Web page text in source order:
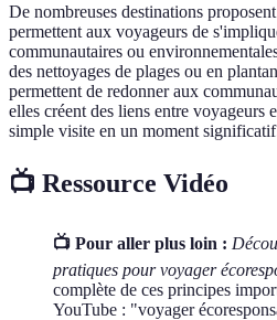
De nombreuses destinations
permettent aux voyageurs de
communautaires ou
des nettoyages de plages ou en
permettent de redonner aux
elles créent des liens entre voyageurs
simple visite en un moment
📺 Ressource Vidéo
📺 Pour aller plus loin :
pratiques pour voyager
complète de ces principes
YouTube : "voyager